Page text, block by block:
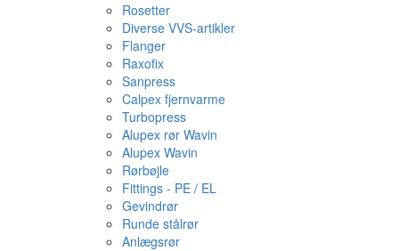
Rosetter
Diverse VVS-artikler
Flanger
Raxofix
Sanpress
Calpex fjernvarme
Turbopress
Alupex rør Wavin
Alupex Wavin
Rørbøjle
Fittings - PE / EL
Gevindrør
Runde stålrør
Anlægsrør